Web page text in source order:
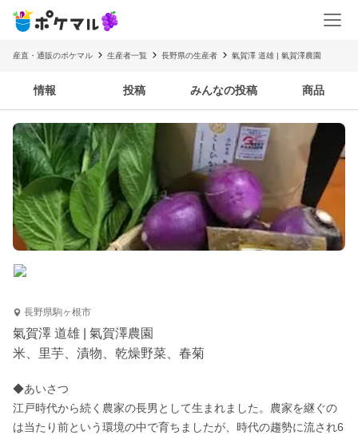
産直・通販のポケマル 生産者一覧 長野県の生産者 氣賀澤 道雄 | 氣賀澤農園
情報 投稿 みんなの投稿 商品
長野県駒ヶ根市
氣賀澤 道雄 | 氣賀澤農園
米、里芋、漬物、乾燥野菜、春菊
◆あいさつ
江戸時代から続く農家の長男として生まれました。農家を継ぐの
は当たり前という環境の中で育ちましたが、時代の趨勢に流され6